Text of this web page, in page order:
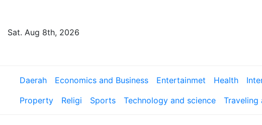
content
Sat. Aug 8th, 2026
Daerah Economics and Business Entertainmet Health
Property
Religi Sports Technology and science Traveling